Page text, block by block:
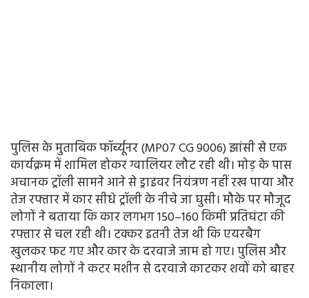
पुलिस के मुताबिक फॉर्च्यूनर (MP07 CG 9006) झांसी से एक
कार्यक्रम में शामिल होकर ग्वालियर लौट रही थी। मोड़ के पास
अचानक ट्रॉली सामने आने से ड्राइवर नियंत्रण नहीं रख पाया और
तेज रफ्तार में कार सीधे ट्रॉली के नीचे जा घुसी। मौके पर मौजूद
लोगों ने बताया कि कार लगभग 150–160 किमी प्रतिघंटा की
रफ्तार से चल रही थी। टक्कर इतनी तेज थी कि एयरबैग
खुलकर फट गए और कार के दरवाजे जाम हो गए। पुलिस और
स्थानीय लोगों ने कटर मशीन से दरवाजे काटकर शवों को बाहर
निकाला।